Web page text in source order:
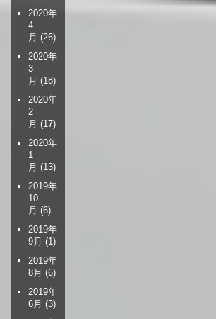
2020年
4
月 (26)
2020年
3
月 (18)
2020年
2
月 (17)
2020年
1
月 (13)
2019年
10
月 (6)
2019年
9月 (1)
2019年
8月 (6)
2019年
6月 (3)